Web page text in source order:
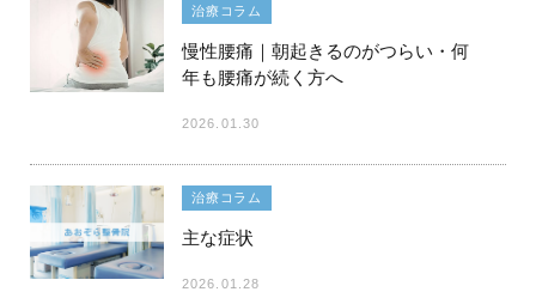
治療コラム
慢性腰痛｜朝起きるのがつらい・何
年も腰痛が続く方へ
2026.01.30
治療コラム
主な症状
2026.01.28